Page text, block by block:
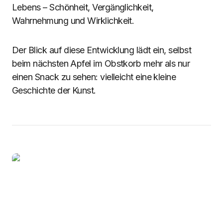
Lebens – Schönheit, Vergänglichkeit,
Wahrnehmung und Wirklichkeit.
Der Blick auf diese Entwicklung lädt ein, selbst
beim nächsten Apfel im Obstkorb mehr als nur
einen Snack zu sehen: vielleicht eine kleine
Geschichte der Kunst.